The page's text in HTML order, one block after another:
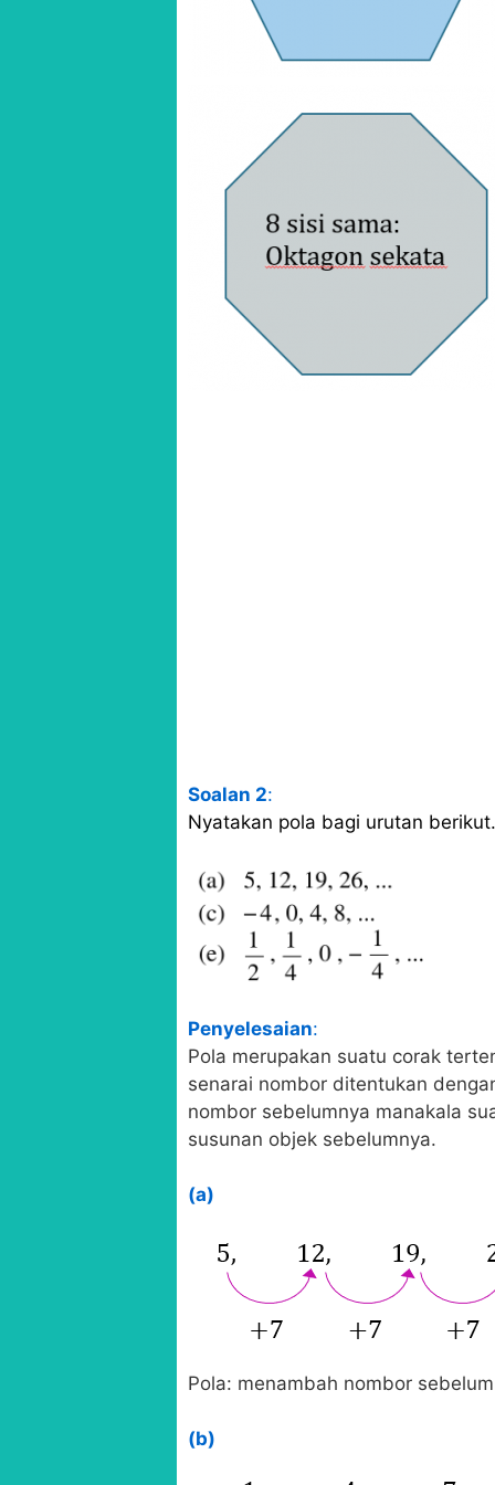
Soalan 2:
Nyatakan pola bagi urutan berikut.
Penyelesaian:
Pola merupakan suatu corak
senarai nombor ditentukan
nombor sebelumnya manakala
susunan objek sebelumnya.
(a)
Pola: menambah nombor
(b)